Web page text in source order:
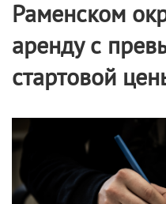
Раменском
аренду с
стартовой